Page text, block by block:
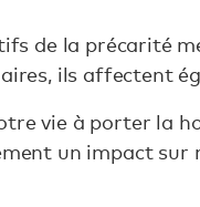
de la précarité
ils affectent
vie à porter la
un impact